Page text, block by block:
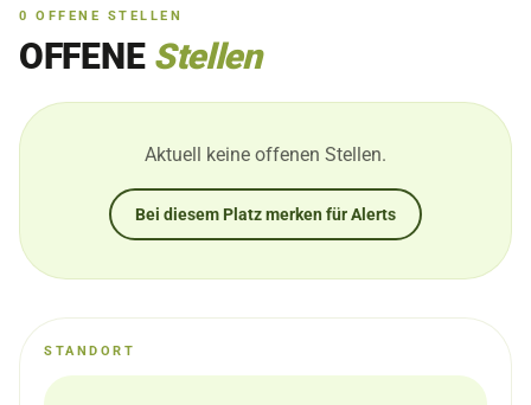
0 OFFENE STELLEN
OFFENE Stellen
Aktuell keine offenen Stellen.
Bei diesem Platz merken für Alerts
STANDORT